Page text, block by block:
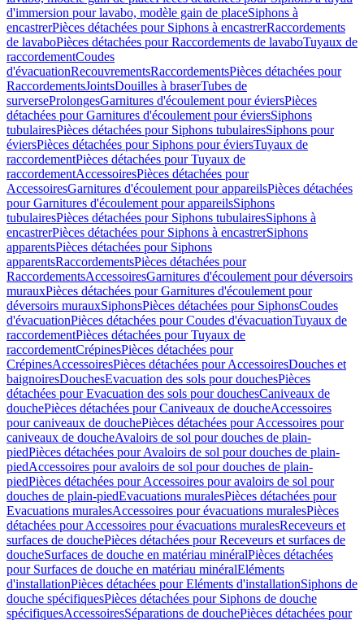
d'immersion pour lavabo, modèle gain de placeSiphons à
encastrerPièces détachées pour Siphons à encastrerRaccordements
de lavaboPièces détachées pour Raccordements de lavaboTuyaux de
raccordementCoudes
d'évacuationRecouvrementsRaccordementsPièces détachées pour
RaccordementsJointsDouilles à braserTubes de
surverseProlongesGarnitures d'écoulement pour éviersPièces
détachées pour Garnitures d'écoulement pour éviersSiphons
tubulairesPièces détachées pour Siphons tubulairesSiphons pour
éviersPièces détachées pour Siphons pour éviersTuyaux de
raccordementPièces détachées pour Tuyaux de
raccordementAccessoiresPièces détachées pour
AccessoiresGarnitures d'écoulement pour appareilsPièces détachées
pour Garnitures d'écoulement pour appareilsSiphons
tubulairesPièces détachées pour Siphons tubulairesSiphons à
encastrerPièces détachées pour Siphons à encastrerSiphons
apparentsPièces détachées pour Siphons
apparentsRaccordementsPièces détachées pour
RaccordementsAccessoiresGarnitures d'écoulement pour déversoirs
murauxPièces détachées pour Garnitures d'écoulement pour
déversoirs murauxSiphonsPièces détachées pour SiphonsCoudes
d'évacuationPièces détachées pour Coudes d'évacuationTuyaux de
raccordementPièces détachées pour Tuyaux de
raccordementCrépinesPièces détachées pour
CrépinesAccessoiresPièces détachées pour AccessoiresDouches et
baignoiresDouchesEvacuation des sols pour douchesPièces
détachées pour Evacuation des sols pour douchesCaniveaux de
douchePièces détachées pour Caniveaux de doucheAccessoires
pour caniveaux de douchePièces détachées pour Accessoires pour
caniveaux de doucheAvaloirs de sol pour douches de plain-
piedPièces détachées pour Avaloirs de sol pour douches de plain-
piedAccessoires pour avaloirs de sol pour douches de plain-
piedPièces détachées pour Accessoires pour avaloirs de sol pour
douches de plain-piedEvacuations muralesPièces détachées pour
Evacuations muralesAccessoires pour évacuations muralesPièces
détachées pour Accessoires pour évacuations muralesReceveurs et
surfaces de douchePièces détachées pour Receveurs et surfaces de
doucheSurfaces de douche en matériau minéralPièces détachées
pour Surfaces de douche en matériau minéralEléments
d'installationPièces détachées pour Eléments d'installationSiphons de
douche spécifiquesPièces détachées pour Siphons de douche
spécifiquesAccessoiresSéparations de douchePièces détachées pour